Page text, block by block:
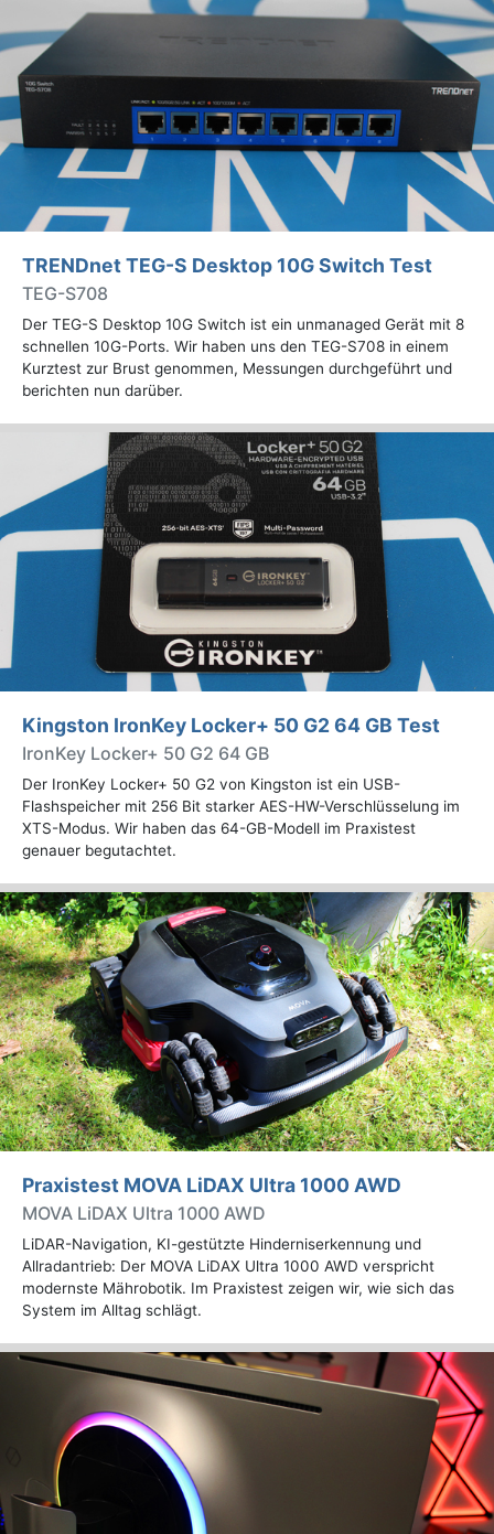
TRENDnet TEG-S Desktop 10G Switch Test
TEG-S708
Der TEG-S Desktop 10G Switch ist ein unmanaged Gerät mit 8
schnellen 10G-Ports. Wir haben uns den TEG-S708 in einem
Kurztest zur Brust genommen, Messungen durchgeführt und
berichten nun darüber.
Kingston IronKey Locker+ 50 G2 64 GB Test
IronKey Locker+ 50 G2 64 GB
Der IronKey Locker+ 50 G2 von Kingston ist ein USB-
Flashspeicher mit 256 Bit starker AES-HW-Verschlüsselung im
XTS-Modus. Wir haben das 64-GB-Modell im Praxistest
genauer begutachtet.
Praxistest MOVA LiDAX Ultra 1000 AWD
MOVA LiDAX Ultra 1000 AWD
LiDAR-Navigation, KI-gestützte Hinderniserkennung und
Allradantrieb: Der MOVA LiDAX Ultra 1000 AWD verspricht
modernste Mährobotik. Im Praxistest zeigen wir, wie sich das
System im Alltag schlägt.